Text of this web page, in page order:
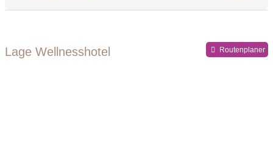
Lage Wellnesshotel Routenplaner